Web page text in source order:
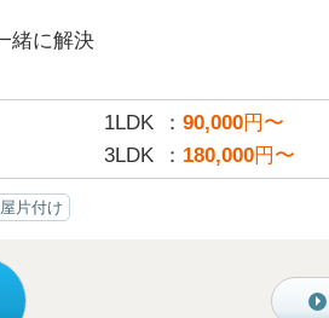
緒に解決
1LDK 90,000円〜
3LDK 180,000円〜
片付け